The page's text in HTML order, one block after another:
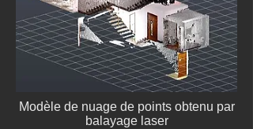
Modèle de nuage de points obtenu par
balayage laser